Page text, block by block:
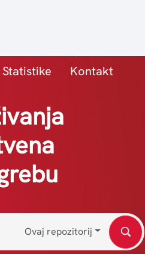
poveznica)
Statistike Kontakt
Ovaj repozitorij